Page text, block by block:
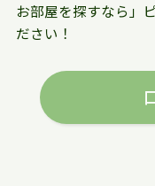
お部屋を探すなら」
ださい！